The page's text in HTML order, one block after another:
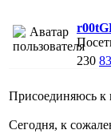
230 83
Присоединяюсь к
Сегодня, к